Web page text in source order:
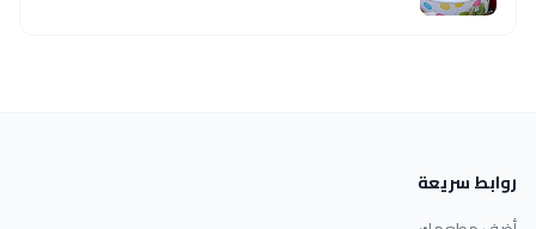
روابط سريعة